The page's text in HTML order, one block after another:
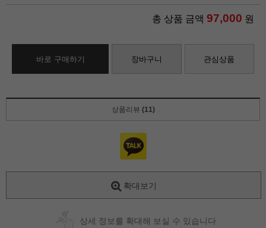
총 상품 금액 97,000 원
바로 구매하기 장바구니 관심상품
상품리뷰 (11)
확대보기
상세 정보를 확대해 보실 수 있습니다